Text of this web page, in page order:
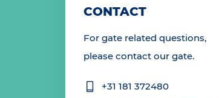
CONTACT
For gate related questions,
please contact our gate.
+31 181 372480